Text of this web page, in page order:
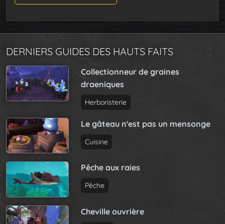
DERNIERS GUIDES DES HAUTS FAITS
Collectionneur de graines
draeniques
Herboristerie
Le gâteau n'est pas un mensonge
Cuisine
Pêche aux raies
Pêche
Cheville ouvrière